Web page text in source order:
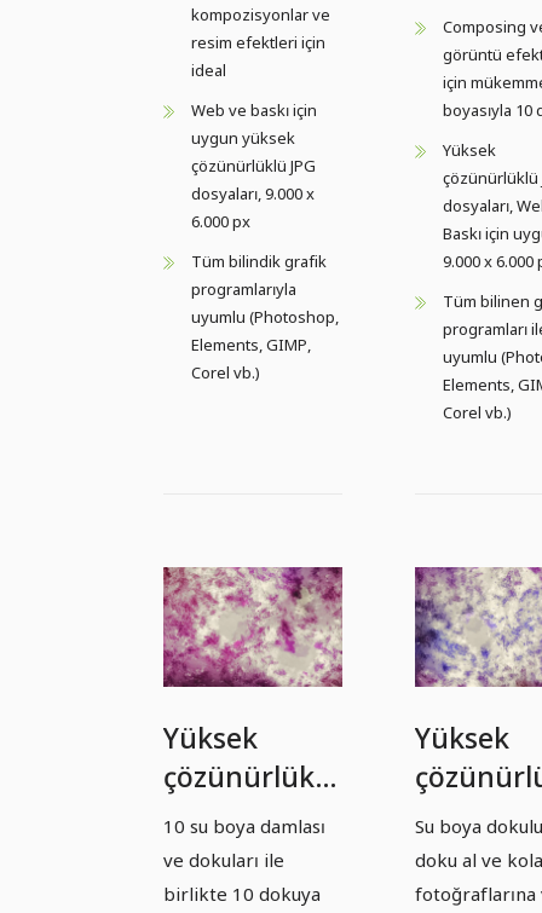
kompozisyonlar ve
resim efektleri için
ideal
Web ve baskı için
uygun yüksek
çözünürlüklü JPG
dosyaları, 9.000 x
6.000 px
Tüm bilindik grafik
programlarıyla
uyumlu (Photoshop,
Elements, GIMP,
Corel vb.)
Composing
görüntü
için
boyasıyla 10
Yüksek
çözünürlüklü
dosyaları,
Baskı için
9.000 x 6.000
Tüm bilinen
programları
uyumlu
Elements,
Corel vb.)
Yüksek
çözünürlüklü
dokular: Su
boya –
Sürüm 7
10 su boya damlası
ve dokuları ile
birlikte 10 dokuya
Yüksek
dokular:
Sürüm 8
Su boya
doku al ve
fotoğraflarına